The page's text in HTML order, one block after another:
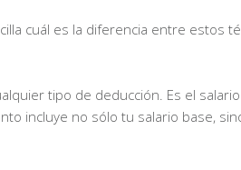
cuál es la diferencia entre estos
tipo de deducción. Es el
incluye no sólo tu salario base,